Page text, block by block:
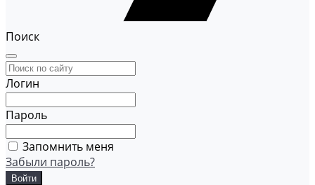
Поиск
Логин
Пароль
Запомнить меня
Забыли пароль?